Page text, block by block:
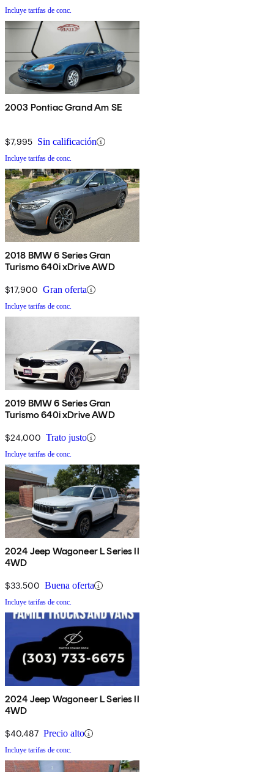
Incluye tarifas de conc.
2003 Pontiac Grand Am SE
$7,995 Sin calificación
Incluye tarifas de conc.
2018 BMW 6 Series Gran
Turismo 640i xDrive AWD
$17,900 Gran oferta
Incluye tarifas de conc.
2019 BMW 6 Series Gran
Turismo 640i xDrive AWD
$24,000 Trato justo
Incluye tarifas de conc.
2024 Jeep Wagoneer L Series II
4WD
$33,500 Buena oferta
Incluye tarifas de conc.
2024 Jeep Wagoneer L Series II
4WD
$40,487 Precio alto
Incluye tarifas de conc.